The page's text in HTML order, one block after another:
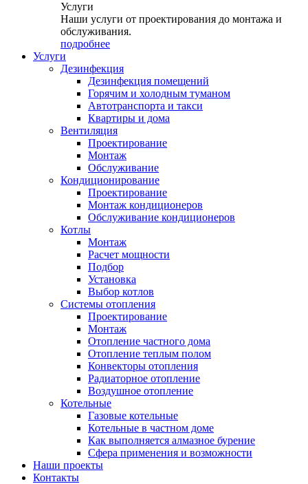
Услуги
Наши услуги от проектирования до монтажа и
обслуживания.
подробнее
Услуги
Дезинфекция
Дезинфекция помещений
Горячим и холодным туманом
Автотранспорта и такси
Квартиры и дома
Вентиляция
Проектирование
Монтаж
Обслуживание
Кондиционирование
Проектирование
Монтаж кондиционеров
Обслуживание кондиционеров
Котлы
Монтаж
Расчет мощности
Подбор
Установка
Выбор котлов
Системы отопления
Проектирование
Монтаж
Отопление частного дома
Отопление теплым полом
Конвекторы отопления
Радиаторное отопление
Воздушное отопление
Котельные
Газовые котельные
Котельные в частном доме
Как выполняется алмазное бурение
Сфера применения и возможности
Наши проекты
Контакты